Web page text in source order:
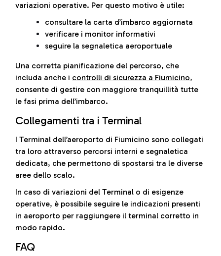
variazioni operative. Per questo motivo è utile:
consultare la carta d’imbarco aggiornata
verificare i monitor informativi
seguire la segnaletica aeroportuale
Una corretta pianificazione del percorso, che
includa anche i controlli di sicurezza a Fiumicino,
consente di gestire con maggiore tranquillità tutte
le fasi prima dell’imbarco.
Collegamenti tra i Terminal
I Terminal dell’aeroporto di Fiumicino sono collegati
tra loro attraverso percorsi interni e segnaletica
dedicata, che permettono di spostarsi tra le diverse
aree dello scalo.
In caso di variazioni del Terminal o di esigenze
operative, è possibile seguire le indicazioni presenti
in aeroporto per raggiungere il terminal corretto in
modo rapido.
FAQ